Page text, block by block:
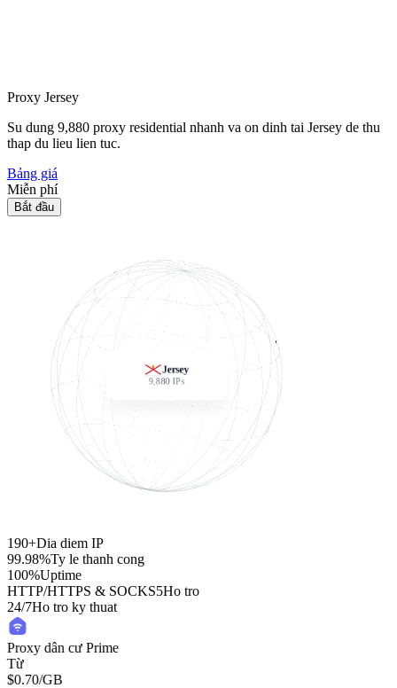
Proxy Jersey
Su dung 9,880 proxy residential nhanh va on dinh tai Jersey de thu
thap du lieu lien tuc.
Bảng giá
Miễn phí
Bắt đầu
Jersey
9,880IPs
190+Dia diem IP
99.98%Ty le thanh cong
100%Uptime
HTTP/HTTPS & SOCKS5Ho tro
24/7Ho tro ky thuat
Proxy dân cư Prime
Từ
$0.70/GB